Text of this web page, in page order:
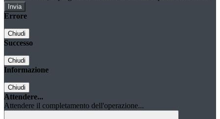
Errore
Chiudi
Successo
Chiudi
Informazione
Chiudi
Attendere...
Attendere il completamento dell'operazione...